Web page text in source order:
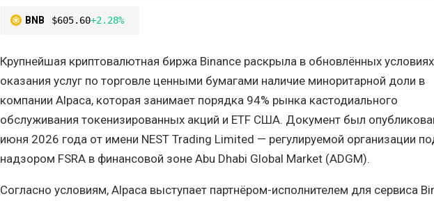
BNB $605.60+2.28%
Крупнейшая криптовалютная биржа Binance раскрыла в обновлённых условиях
оказания услуг по торговле ценными бумагами наличие миноритарной доли в
компании Alpaca, которая занимает порядка 94% рынка кастодиального
обслуживания токенизированных акций и ETF США. Документ был
июня 2026 года от имени NEST Trading Limited — регулируемой организации
надзором FSRA в финансовой зоне Abu Dhabi Global Market (ADGM).
Согласно условиям, Alpaca выступает партнёром-исполнителем для сервиса